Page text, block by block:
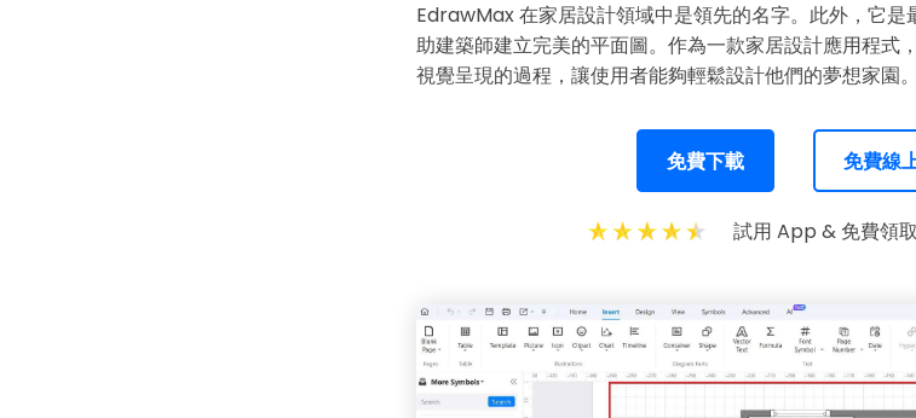
EdrawMax在家居設計領域中是領先的名字。此外，它是
助建築師建立完美的平面圖。作為一款家居設計應用程式
視覺呈現的過程，讓使用者能夠輕鬆設計他們的夢想家園。
免費下載 免費線
試用 App & 免費領
支援超過
・ 操作簡單
・ 提供
・ 內建 40
・ 深度整合